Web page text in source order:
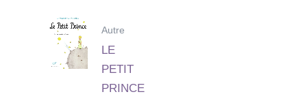
Autre
LE
PETIT
PRINCE